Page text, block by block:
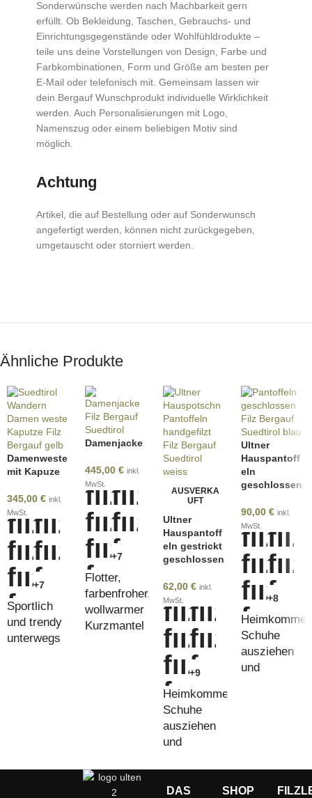
Sonderwünsche werden nach Machbarkeit gern
erfüllt. Ob Bekleidung, Taschen, Gebrauchs- und
Einrichtungsgegenstände oder Wohlfühldrodukte –
teile uns deine Vorstellungen von Design, Farbe und
Farbkombinationen, Form und Größe am besten per
E-Mail oder telefonisch mit. Gemeinsam lassen wir
dein Bergauf Wunschprodukt individuelle Wirklichkeit
werden. Auch Personalisierungen mit Logo,
Namenszug oder einem beliebigen Motiv sind
möglich.
Achtung
Artikel, die auf Bestellung oder auf Sonderwunsch
angefertigt werden, können nicht zurückgegeben,
umgetauscht oder storniert werden.
Ähnliche Produkte
Damenweste
mit Kapuze
345,00 € inkl.
MwSt.
+7
Sportlich
und trendy
unterwegs
Damenjacke
445,00 € inkl.
MwSt.
+7
Flotter,
farbenfroher,
wollwarmer
Kurzmantel
AUSVERKA
UFT
Ultner
Hauspantoff
eln gestrickt
geschlossen
62,00 € inkl.
MwSt.
+9
Heimkommen,
Schuhe
ausziehen
und
Ultner
Hauspantoff
eln
geschlossen
90,00 € inkl.
MwSt.
+8
Schuhe
ausziehen
und
DAS
SHOP